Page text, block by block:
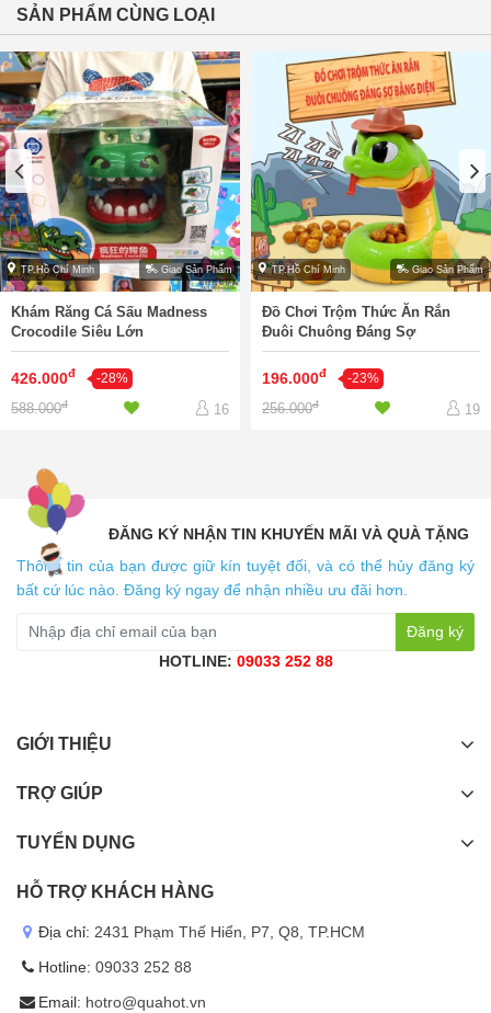
SẢN PHẨM CÙNG LOẠI
TP.Hồ Chí Minh Giao Sản Phẩm
Khám Răng Cá Sấu Madness
Crocodile Siêu Lớn
426.000đ -28%
588.000đ 16
TP.Hồ Chí Minh Giao Sản Phẩm
Đồ Chơi Trộm Thức Ăn Rắn
Đuôi Chuông Đáng Sợ
196.000đ -23%
256.000đ 19
ĐĂNG KÝ NHẬN TIN KHUYẾN MÃI VÀ QUÀ TẶNG
Thông tin của bạn được giữ kín tuyệt đối, và có thể hủy đăng ký
bất cứ lúc nào. Đăng ký ngay để nhận nhiều ưu đãi hơn.
Đăng ký
HOTLINE: 09033 252 88
GIỚI THIỆU
TRỢ GIÚP
TUYỂN DỤNG
HỖ TRỢ KHÁCH HÀNG
Địa chỉ: 2431 Phạm Thế Hiển, P7, Q8, TP.HCM
Hotline: 09033 252 88
Email: hotro@quahot.vn